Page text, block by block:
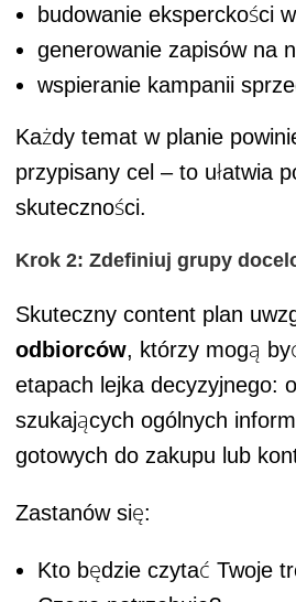
budowanie eksperckości
generowanie zapisów na
wspieranie kampanii
Każdy temat w planie
przypisany cel – to ułatwia
skuteczności.
Krok 2: Zdefiniuj grupy
Skuteczny content plan
odbiorców, którzy mogą
etapach lejka decyzyjnego:
szukających ogólnych
gotowych do zakupu lub
Zastanów się:
Kto będzie czytać Twoje